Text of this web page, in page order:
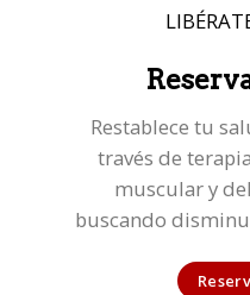
Restablece tu
través de
muscular y
buscando